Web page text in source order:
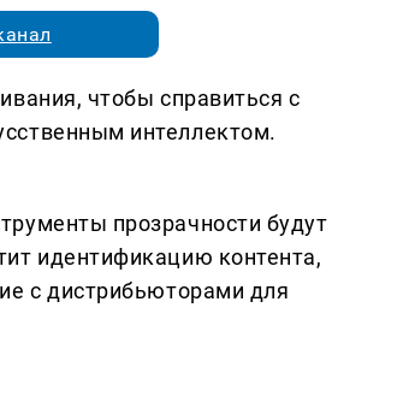
чтобы справиться с
интеллектом.
прозрачности будут
идентификацию контента,
с дистрибьюторами для